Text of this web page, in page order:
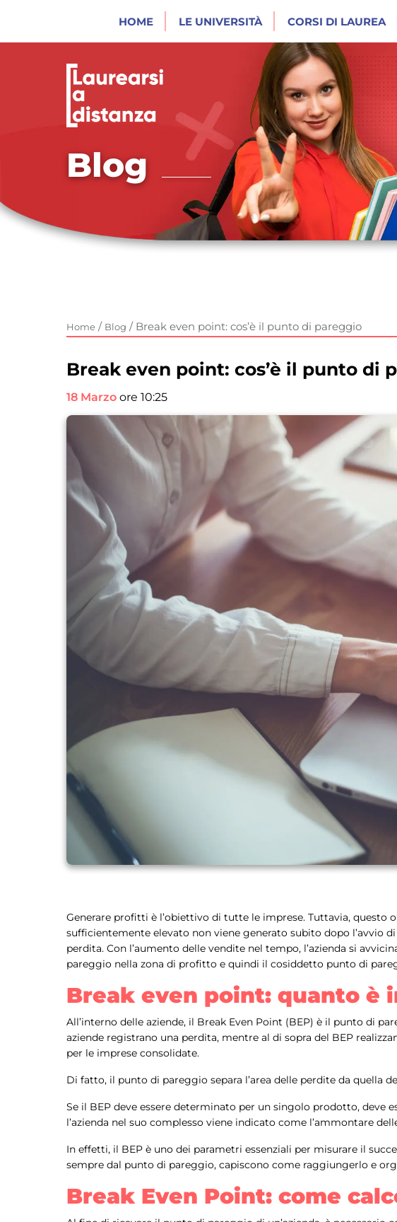
HOME LE UNIVERSITÀ CORSI DI LAUREA
Blog
Home / Blog / Break even point: cos’è il punto di pareggio
Break even point: cos’è il punto di
18 Marzo ore 10:25
Generare profitti è l’obiettivo di tutte le imprese. Tuttavia,
sufficientemente elevato non viene generato subito dopo l’avvio
perdita. Con l’aumento delle vendite nel tempo, l’azienda si
pareggio nella zona di profitto e quindi il cosiddetto punto di
Break even point: quanto è
All’interno delle aziende, il Break Even Point (BEP) è il punto di
aziende registrano una perdita, mentre al di sopra del BEP
per le imprese consolidate.
Di fatto, il punto di pareggio separa l’area delle perdite da quella
Se il BEP deve essere determinato per un singolo prodotto,
l’azienda nel suo complesso viene indicato come l’ammontare
In effetti, il BEP è uno dei parametri essenziali per misurare il
sempre dal punto di pareggio, capiscono come raggiungerlo e
Break Even Point: come